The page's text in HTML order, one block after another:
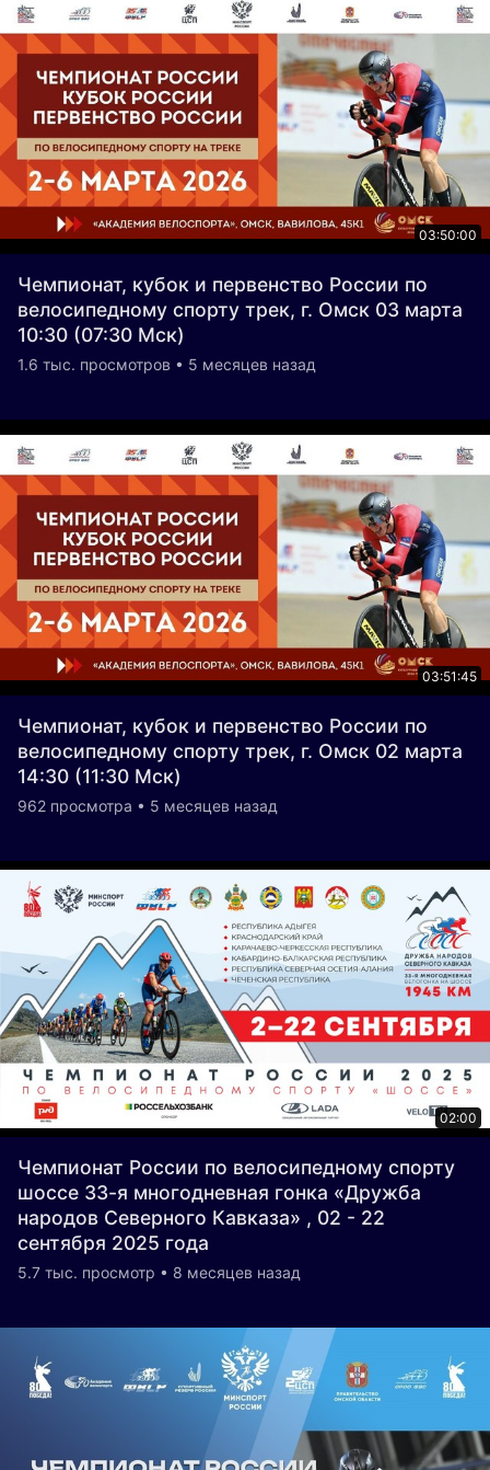
03:50:00
Чемпионат, кубок и первенство России по
велосипедному спорту трек, г. Омск 03 марта
10:30 (07:30 Мск)
1.6 тыс. просмотров • 5 месяцев назад
03:51:45
Чемпионат, кубок и первенство России по
велосипедному спорту трек, г. Омск 02 марта
14:30 (11:30 Мск)
962 просмотра • 5 месяцев назад
02:00
Чемпионат России по велосипедному спорту
шоссе 33-я многодневная гонка «Дружба
народов Северного Кавказа» , 02 - 22
сентября 2025 года
5.7 тыс. просмотр • 8 месяцев назад